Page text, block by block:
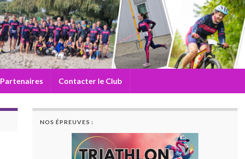
Partenaires Contacter le Club
NOS ÉPREUVES :